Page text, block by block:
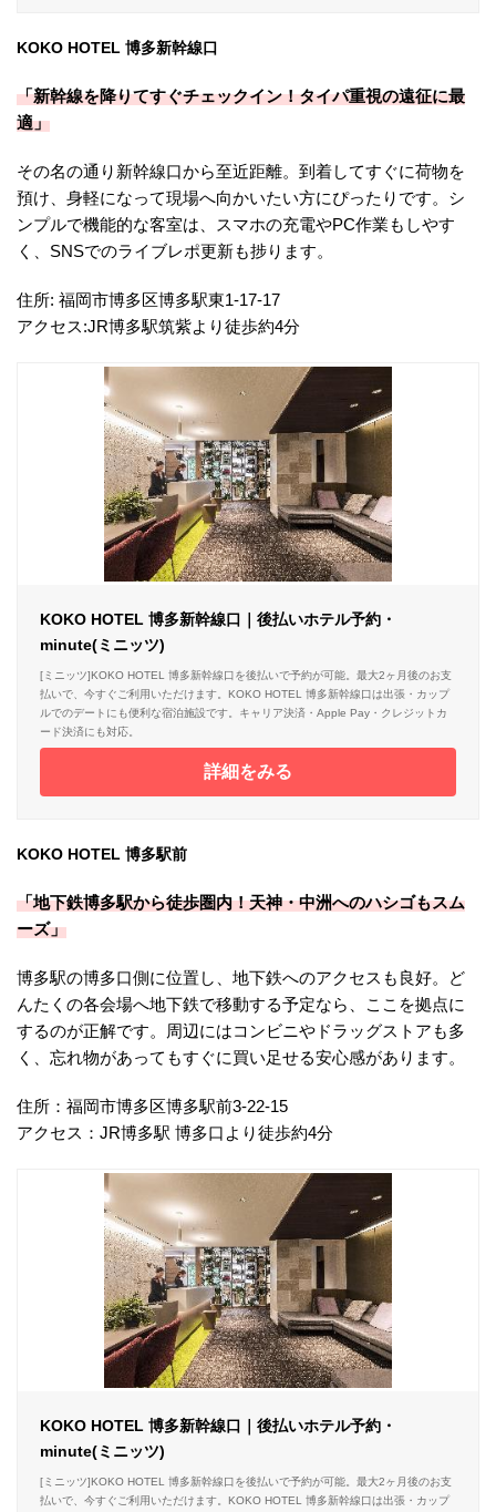
KOKO HOTEL 博多新幹線口
「新幹線を降りてすぐチェックイン！タイパ重視の遠征に最
適」
その名の通り新幹線口から至近距離。到着してすぐに荷物を
預け、身軽になって現場へ向かいたい方にぴったりです。シ
ンプルで機能的な客室は、スマホの充電やPC作業もしやす
く、SNSでのライブレポ更新も捗ります。
住所: 福岡市博多区博多駅東1-17-17
アクセス:JR博多駅筑紫より徒歩約4分
KOKO HOTEL 博多新幹線口｜後払いホテル予約・
minute(ミニッツ)
[ミニッツ]KOKO HOTEL 博多新幹線口を後払いで予約が可能。最大2ヶ月後のお支
払いで、今すぐご利用いただけます。KOKO HOTEL 博多新幹線口は出張・カップ
ルでのデートにも便利な宿泊施設です。キャリア決済・Apple Pay・クレジットカ
ード決済にも対応。
詳細をみる
KOKO HOTEL 博多駅前
「地下鉄博多駅から徒歩圏内！天神・中洲へのハシゴもスム
ーズ」
博多駅の博多口側に位置し、地下鉄へのアクセスも良好。ど
んたくの各会場へ地下鉄で移動する予定なら、ここを拠点に
するのが正解です。周辺にはコンビニやドラッグストアも多
く、忘れ物があってもすぐに買い足せる安心感があります。
住所：福岡市博多区博多駅前3-22-15
アクセス：JR博多駅 博多口より徒歩約4分
KOKO HOTEL 博多新幹線口｜後払いホテル予約・
minute(ミニッツ)
[ミニッツ]KOKO HOTEL 博多新幹線口を後払いで予約が可能。最大2ヶ月後のお支
払いで、今すぐご利用いただけます。KOKO HOTEL 博多新幹線口は出張・カップ